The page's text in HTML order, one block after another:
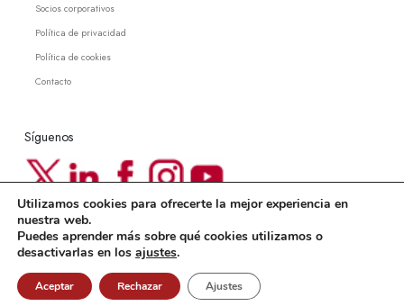
Socios corporativos
Política de privacidad
Política de cookies
Contacto
Síguenos
Newsletter ACPRI
Suscríbete a nuestra newsletter
© 2007-2026 Associació Catalana de Protocol i Relacions Institucionals
Utilizamos cookies para ofrecerte la mejor experiencia en
nuestra web.
Puedes aprender más sobre qué cookies utilizamos o
desactivarlas en los ajustes.
Aceptar Rechazar Ajustes